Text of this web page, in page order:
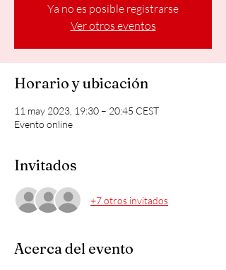
Ya no es posible registrarse
Ver otros eventos
Horario y ubicación
11 may 2023, 19:30 – 20:45 CEST
Evento online
Invitados
+7 otros invitados
Acerca del evento